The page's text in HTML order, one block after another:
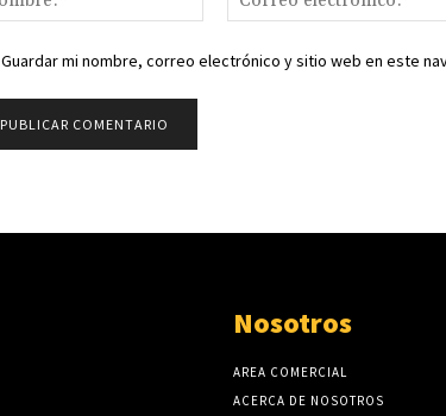
Guardar mi nombre, correo electrónico y sitio web en este
Nosotros
AREA COMERCIAL
ACERCA DE NOSOTROS